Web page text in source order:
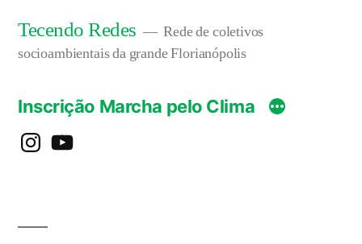
para
conteúdo
Tecendo Redes
Rede de coletivos
socioambientais da grande Florianópolis
Inscrição Marcha pelo Clima
instagramYouTube